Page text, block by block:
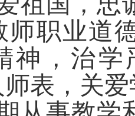
师职业道
神，治学
师表，关